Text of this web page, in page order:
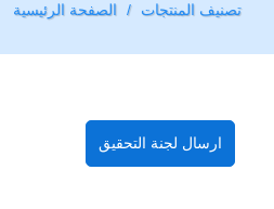
الصفحة الرئيسية تصنيف المنتجات